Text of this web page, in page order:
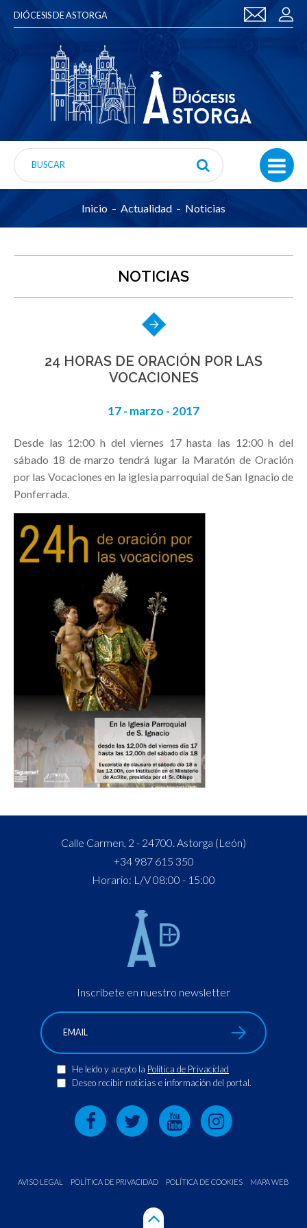
DIÓCESIS DE ASTORGA
Inicio Actualidad Noticias
NOTICIAS
24 HORAS DE ORACIÓN POR LAS
VOCACIONES
17 - marzo - 2017
Desde las 12:00 h del viernes 17 hasta las 12:00 h del
sábado 18 de marzo tendrá lugar la Maratón de Oración
por las Vocaciones en la iglesia parroquial de San Ignacio de
Ponferrada.
Calle Carmen, 2 - 24700. Astorga (León)
+34 987 615 350
Horario: L/V 08:00 - 15:00
Inscríbete en nuestro newsletter
He leído y acepto la Política de Privacidad
Deseo recibir noticias e información del portal.
AVISO LEGAL POLÍTICA DE PRIVACIDAD POLÍTICA DE COOKIES MAPA WEB